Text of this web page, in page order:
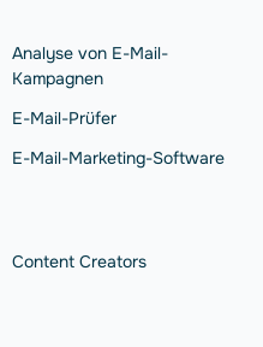
Analyse von E-Mail-
Kampagnen
E-Mail-Prüfer
E-Mail-Marketing-Software
Content Creators